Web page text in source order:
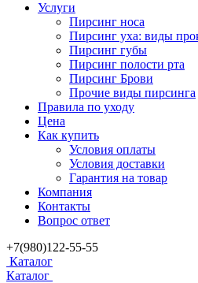
Услуги
Пирсинг носа
Пирсинг уха: виды
Пирсинг губы
Пирсинг полости рта
Пирсинг Брови
Прочие виды пирсинга
Правила по уходу
Цена
Как купить
Условия оплаты
Условия доставки
Гарантия на товар
Компания
Контакты
Вопрос ответ
+7(980)122-55-55
Каталог
Каталог